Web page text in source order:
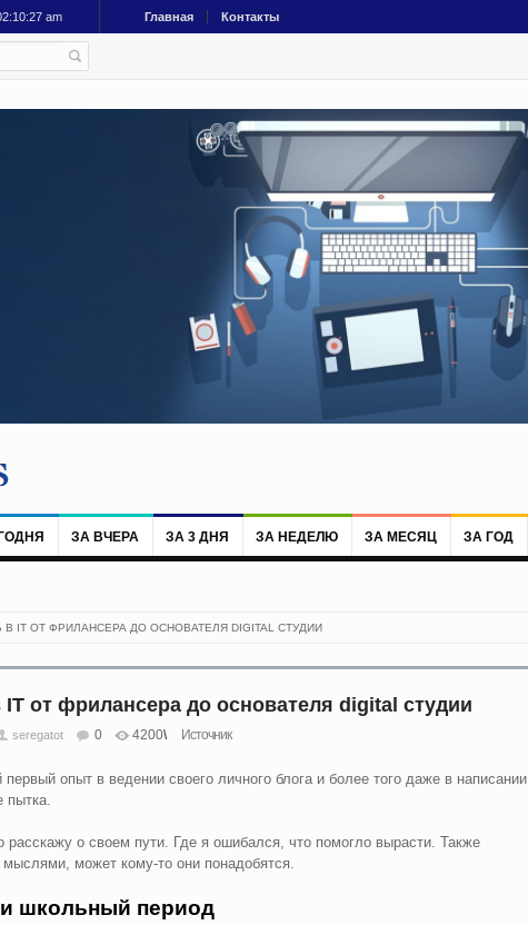
am Главная Контакты
ЗА ВЧЕРА ЗА 3 ДНЯ ЗА НЕДЕЛЮ ЗА МЕСЯЦ ЗА ГОД
В IT ОТ ФРИЛАНСЕРА ДО ОСНОВАТЕЛЯ DIGITAL СТУДИИ
от фрилансера до основателя digital студии
seregatot 0 4200 Источник
опыт в ведении своего личного блога и более того даже в написании
пытка.
расскажу о своем пути. Где я ошибался, что помогло вырасти. Также
может кому-то они понадобятся.
школьный период